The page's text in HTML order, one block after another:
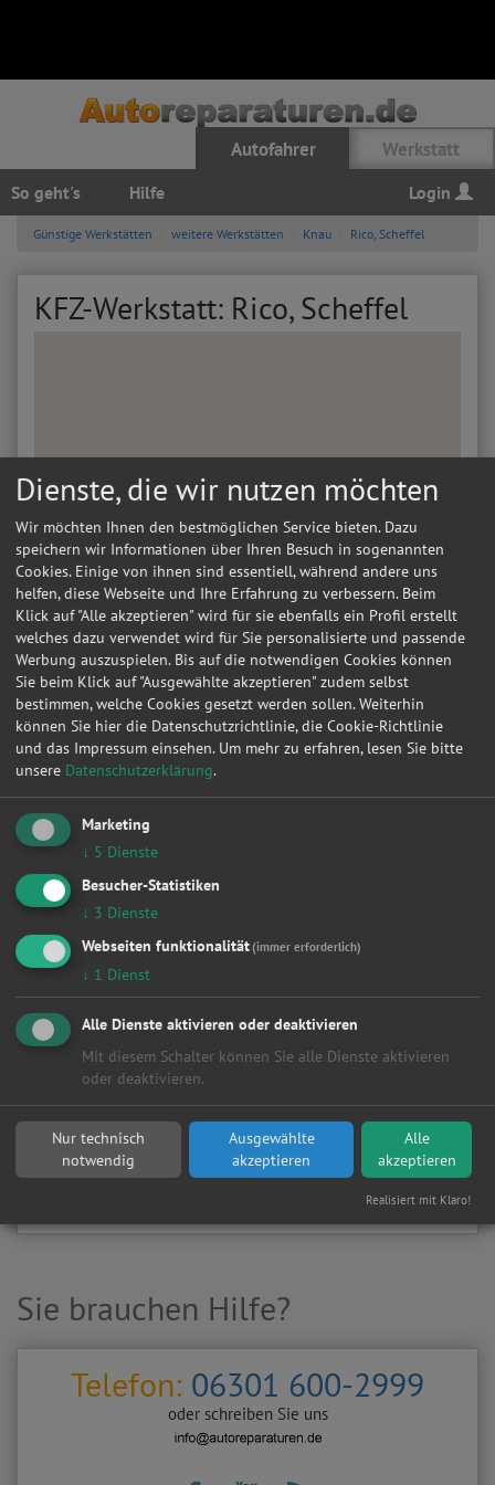
Autofahrer Werkstatt
So geht's Hilfe Login
Günstige Werkstätten weitere Werkstätten Knau Rico, Scheffel
KFZ-Werkstatt: Rico, Scheffel
Kontakt
Rico, Scheffel
Hauptstr. 37
07389
Knau
Autowerkstatt
Kundenanfragen erhalten?
▶ Werkstatt aktivieren
Sie möchten aufAutoreparaturen.dean dieseKFZ-Werkstatt
eine kostenlose und unverbindliche Reparaturanfrage
stellen?
Werkstattanfrage stellen
Sie brauchen Hilfe?
Telefon: 06301 600-2999
oder schreiben Sie uns
Dienste, die wir nutzen möchten
Wir möchten Ihnen den bestmöglichen Service bieten. Dazu
speichern wir Informationen über Ihren Besuch in sogenannten
Cookies. Einige von ihnen sind essentiell, während andere uns
helfen, diese Webseite und Ihre Erfahrung zu verbessern. Beim
Klick auf "Alle akzeptieren" wird für sie ebenfalls ein Profil erstellt
welches dazu verwendet wird für Sie personalisierte und passende
Werbung auszuspielen. Bis auf die notwendigen Cookies können
Sie beim Klick auf "Ausgewählte akzeptieren" zudem selbst
bestimmen, welche Cookies gesetzt werden sollen. Weiterhin
können Sie hier die Datenschutzrichtlinie, die Cookie-Richtlinie
und das Impressum einsehen. Um mehr zu erfahren, lesen Sie bitte
unsere Datenschutzerklärung.
Marketing
↓ 5 Dienste
Besucher-Statistiken
↓ 3 Dienste
Webseiten funktionalität(immer erforderlich)
↓ 1 Dienst
Alle Dienste aktivieren oder deaktivieren
Mit diesem Schalter können Sie alle Dienste aktivieren
oder deaktivieren.
Nur technisch
notwendig
Ausgewählte
akzeptieren
Alle
akzeptieren
Realisiert mit Klaro!